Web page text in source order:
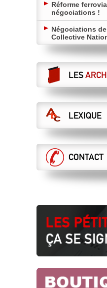
Réforme
négociations !
Négociations
Collective
LES
LEXIQUE
CONTACT